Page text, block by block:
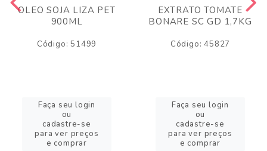
OLEO SOJA LIZA PET
900ML
Código: 51499
Faça seu login
ou
cadastre-se
para ver preços
e comprar
EXTRATO TOMATE
BONARE SC GD 1,7KG
Código: 45827
Faça seu login
ou
cadastre-se
para ver preços
e comprar